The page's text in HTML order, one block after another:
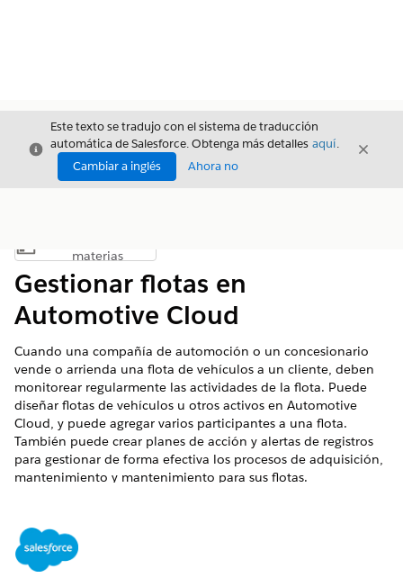
Cerrar
Este texto se tradujo con el sistema de traducción
automática de Salesforce. Obtenga más detalles aquí.
Cambiar a inglés
Ahora no
Cerrar
Mostrar índice de materias
materias
Gestionar flotas en
Automotive Cloud
Cuando una compañía de automoción o un concesionario
vende o arrienda una flota de vehículos a un cliente, deben
monitorear regularmente las actividades de la flota. Puede
diseñar flotas de vehículos u otros activos en Automotive
Cloud, y puede agregar varios participantes a una flota.
También puede crear planes de acción y alertas de registros
para gestionar de forma efectiva los procesos de adquisición,
mantenimiento y mantenimiento para sus flotas.
Disponible en:
Developer Edition